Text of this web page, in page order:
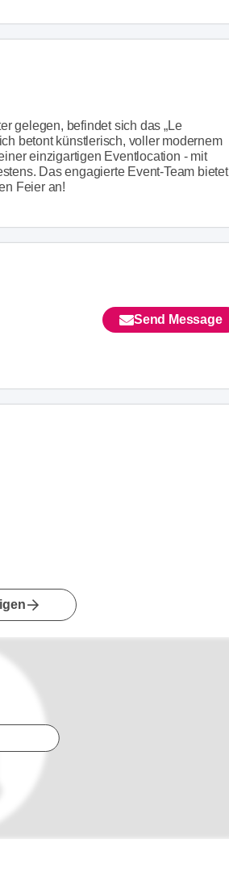
gelegen, befindet sich das „Le
betont künstlerisch, voller modernem
einzigartigen Eventlocation - mit
Das engagierte Event-Team bietet
Feier an!
Send Message